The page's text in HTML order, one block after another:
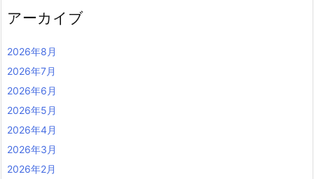
アーカイブ
2026年8月
2026年7月
2026年6月
2026年5月
2026年4月
2026年3月
2026年2月